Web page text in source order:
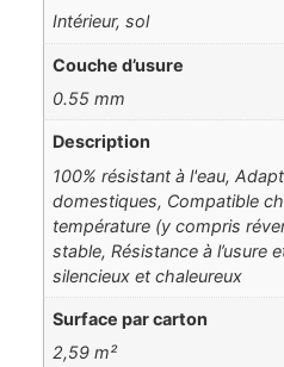
Intérieur, sol
Couche d’usure
0.55 mm
Description
100% résistant à l'eau,
domestiques, Compatible
température (y compris
stable, Résistance à l’usure
silencieux et chaleureux
Surface par carton
2,59 m²